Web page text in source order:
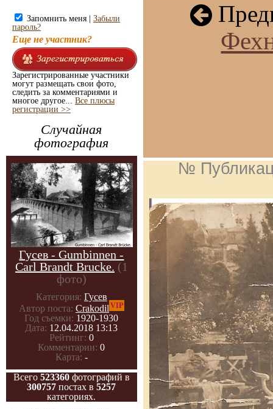
Запомнить меня | Забыли
пароль?
Еще не участник?
Зарегистрированные участники
могут размещать свои фото,
следить за комментариями и
многое другое... Все плюсы
регистрации >>
Случайная
фотография
Гусев - Gumbinnen -
Carl Brandt Brucke. (1
фото)
Категория: Гусев
Автор поста: Crakodil VIP
Год съемки: 1920-1930
Дата: 12.04.2018 13:13
Рейтинг: 0
Комментарии: 0
Карта: -
Всего 523360 фотографий в
300757 постах в5257
категориях.
№